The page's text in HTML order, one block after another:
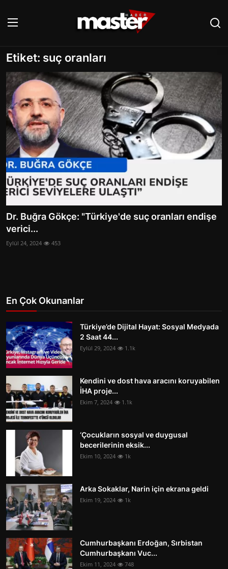
Giriş
ANASAYFA
İLETİŞİM
GÜNDEM
EKONOMİ
POLİTİKA
DÜNYA
MAGAZİN
SAĞLIK
GALERİ
Etiket: suç oranları
Dr. Buğra Gökçe: "Türkiye'de suç oranları endişe
verici...
Eylül 24, 2024 453
En Çok Okunanlar
Türkiye’de Dijital Hayat: Sosyal Medyada
2 Saat 44...
Eylül 29, 2024 1.1k
Kendini ve dost hava aracını koruyabilen
İHA proje...
Ekim 7, 2024 1.1k
‘Çocukların sosyal ve duygusal
becerilerinin eksik...
Ekim 10, 2024 1k
Arka Sokaklar, Narin için ekrana geldi
Ekim 19, 2024 1k
Cumhurbaşkanı Erdoğan, Sırbistan
Cumhurbaşkanı Vuc...
Ekim 11, 2024 748